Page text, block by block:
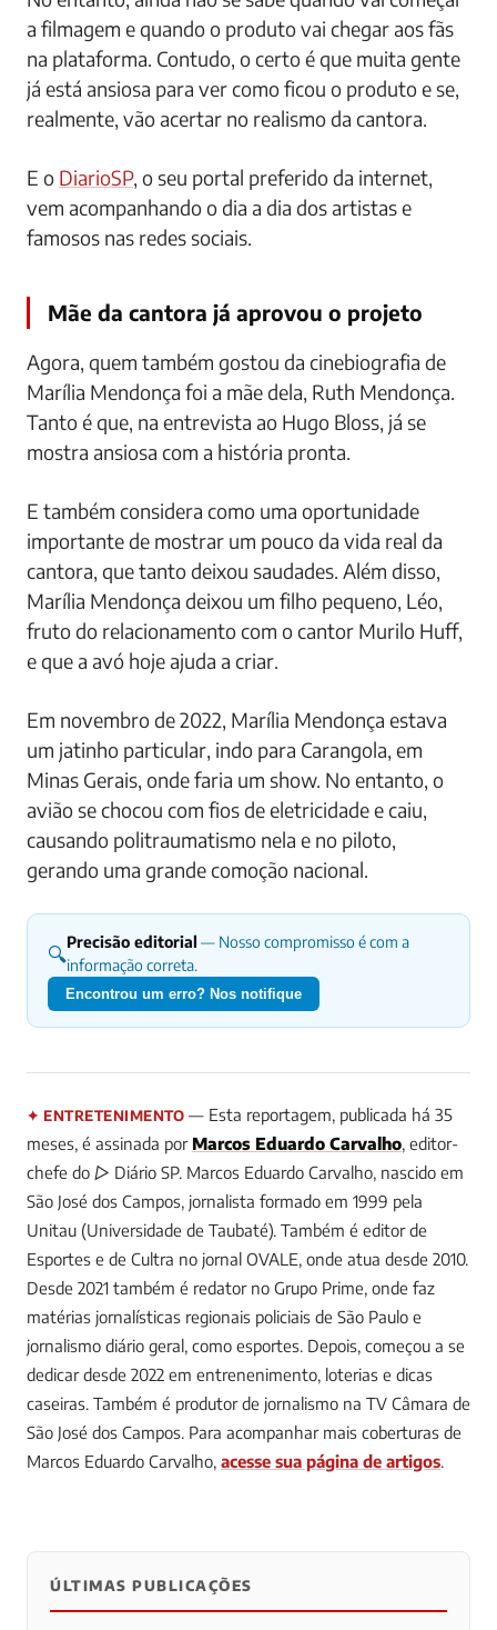
a filmagem e quando o produto vai chegar aos fãs
na plataforma. Contudo, o certo é que muita gente
já está ansiosa para ver como ficou o produto e se,
realmente, vão acertar no realismo da cantora.
E o DiarioSP, o seu portal preferido da internet,
vem acompanhando o dia a dia dos artistas e
famosos nas redes sociais.
Mãe da cantora já aprovou o projeto
Agora, quem também gostou da cinebiografia de
Marília Mendonça foi a mãe dela, Ruth Mendonça.
Tanto é que, na entrevista ao Hugo Bloss, já se
mostra ansiosa com a história pronta.
E também considera como uma oportunidade
importante de mostrar um pouco da vida real da
cantora, que tanto deixou saudades. Além disso,
Marília Mendonça deixou um filho pequeno, Léo,
fruto do relacionamento com o cantor Murilo Huff,
e que a avó hoje ajuda a criar.
Em novembro de 2022, Marília Mendonça estava
um jatinho particular, indo para Carangola, em
Minas Gerais, onde faria um show. No entanto, o
avião se chocou com fios de eletricidade e caiu,
causando politraumatismo nela e no piloto,
gerando uma grande comoção nacional.
🔍Precisão editorial — Nosso compromisso é com a
informação correta.
Encontrou um erro? Nos notifique
✦ ENTRETENIMENTO — Esta reportagem, publicada há 35
meses, é assinada por Marcos Eduardo Carvalho, editor-
chefe do ▷ Diário SP. Marcos Eduardo Carvalho, nascido em
São José dos Campos, jornalista formado em 1999 pela
Unitau (Universidade de Taubaté). Também é editor de
Esportes e de Cultra no jornal OVALE, onde atua desde 2010.
Desde 2021 também é redator no Grupo Prime, onde faz
matérias jornalísticas regionais policiais de São Paulo e
jornalismo diário geral, como esportes. Depois, começou a se
dedicar desde 2022 em entrenenimento, loterias e dicas
caseiras. Também é produtor de jornalismo na TV Câmara de
São José dos Campos. Para acompanhar mais coberturas de
Marcos Eduardo Carvalho, acesse sua página de artigos.
0 0 0
ÚLTIMAS PUBLICAÇÕES